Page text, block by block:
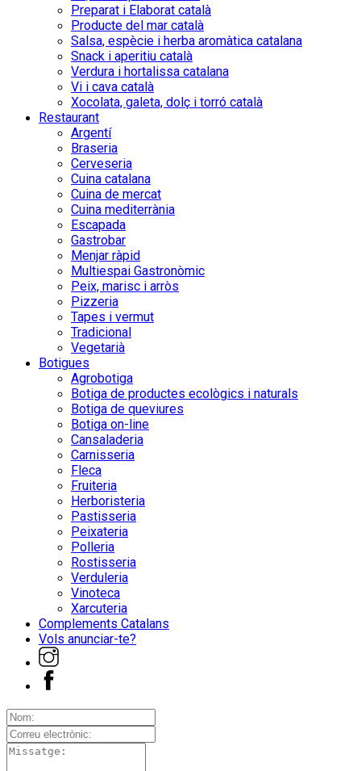
Preparat i Elaborat català
Producte del mar català
Salsa, espècie i herba aromàtica catalana
Snack i aperitiu català
Verdura i hortalissa catalana
Vi i cava català
Xocolata, galeta, dolç i torró català
Restaurant
Argentí
Braseria
Cerveseria
Cuina catalana
Cuina de mercat
Cuina mediterrània
Escapada
Gastrobar
Menjar ràpid
Multiespai Gastronòmic
Peix, marisc i arròs
Pizzeria
Tapes i vermut
Tradicional
Vegetarià
Botigues
Agrobotiga
Botiga de productes ecològics i naturals
Botiga de queviures
Botiga on-line
Cansaladeria
Carnisseria
Fleca
Fruiteria
Herboristeria
Pastisseria
Peixateria
Polleria
Rostisseria
Verduleria
Vinoteca
Xarcuteria
Complements Catalans
Vols anunciar-te?